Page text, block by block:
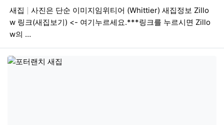
새집
사진은 단순 이미지임위티어 (Whittier) 새집정보 Zillo
w 링크(새집보기) <- 여기누르세요.***링크를 누르시면 Zillo
w의 …